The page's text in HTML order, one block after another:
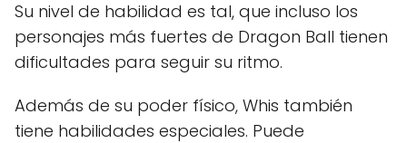
Su nivel de habilidad es tal, que incluso los
personajes más fuertes de Dragon Ball tienen
dificultades para seguir su ritmo.
Además de su poder físico, Whis también
tiene habilidades especiales. Puede